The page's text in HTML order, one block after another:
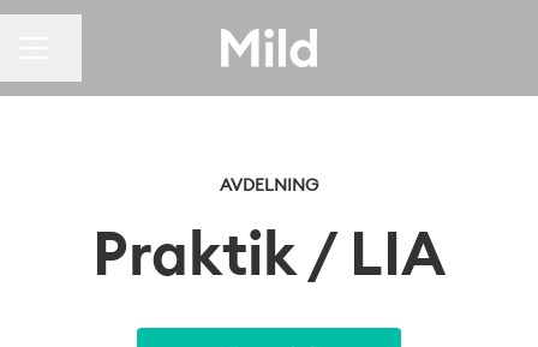
AVDELNING
Praktik / LIA